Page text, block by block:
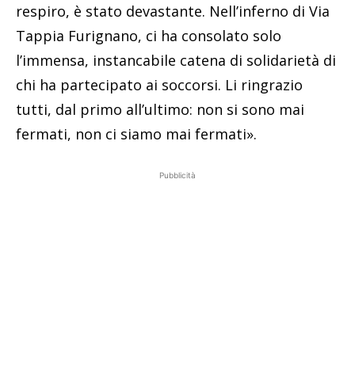
respiro, è stato devastante. Nell’inferno di Via
Tappia Furignano, ci ha consolato solo
l’immensa, instancabile catena di solidarietà di
chi ha partecipato ai soccorsi. Li ringrazio
tutti, dal primo all’ultimo: non si sono mai
fermati, non ci siamo mai fermati».
Pubblicità